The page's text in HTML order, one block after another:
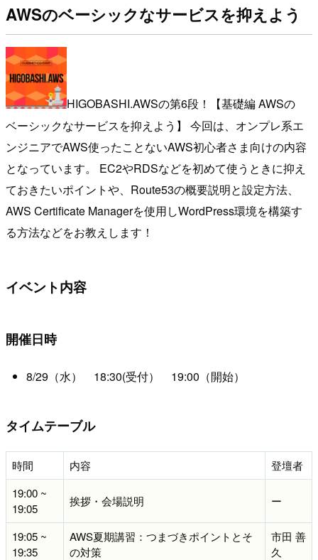
AWSのベーシックなサービスを抑えよう
HIGOBASHI.AWSの第6段！【基礎編 AWSの
ベーシックなサービスを抑えよう】 今回は、オンプレ系エ
ンジニアでAWS使ったことないAWS初心者さま向けの内容
となっています。 EC2やRDSなどを初めて使うときに抑え
ておきたいポイントや、Route53の概要説明と設定方法、
AWS Certificate Managerを使用しWordPress環境を構築す
る方法などをお教えします！
イベント内容
開催日時
8/29（水） 18:30(受付） 19:00（開始）
タイムテーブル
時間 内容
登壇者
19:00 ~
19:05
挨拶・会場説明 ー
19:05 ~
19:35
AWS夏期講習：つまづきポイントとそ
の対策
市田 善
久